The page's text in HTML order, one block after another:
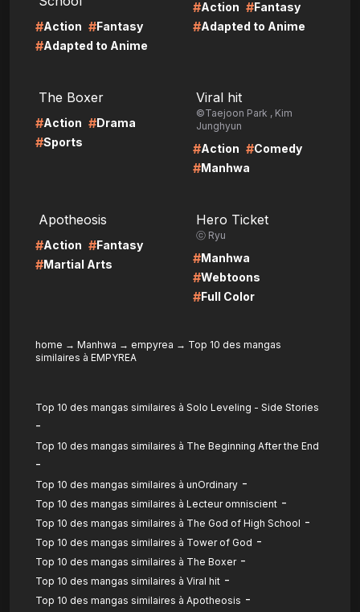
#Action #Fantasy
#Adapted to Anime
#Action #Fantasy
#Adapted to Anime
The Boxer
#Action #Drama
#Sports
Viral hit
©Taejoon Park , Kim
Junghyun
#Action #Comedy
#Manhwa
Apotheosis
#Action #Fantasy
#Martial Arts
Hero Ticket
ⓒ Ryu
#Manhwa
#Webtoons
#Full Color
home → Manhwa → empyrea → Top 10 des mangas
similaires à EMPYREA
Top 10 des mangas similaires à Solo Leveling - Side Stories
-
Top 10 des mangas similaires à The Beginning After the End
-
Top 10 des mangas similaires à unOrdinary -
Top 10 des mangas similaires à Lecteur omniscient -
Top 10 des mangas similaires à The God of High School -
Top 10 des mangas similaires à Tower of God -
Top 10 des mangas similaires à The Boxer-
Top 10 des mangas similaires à Viral hit -
Top 10 des mangas similaires à Apotheosis -